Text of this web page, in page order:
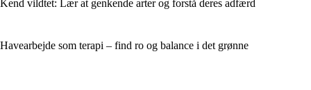
Kend vildtet: Lær at genkende arter og forstå deres adfærd
Havearbejde som terapi – find ro og balance i det grønne